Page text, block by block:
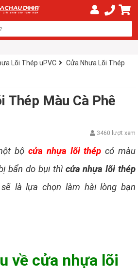
Lõi Thép uPVC Cửa Nhựa Lõi Thép
Thép Màu Cà Phê
3460 lượt xem
bộ cửa nhựa lõi thép có màu
bẩn do bụi thì cửa nhựa lõi thép
là lựa chọn làm hài lòng bạn
về cửa nhựa lõi